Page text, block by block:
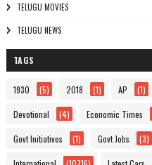
TELUGU MOVIES
TELUGU NEWS
TAGS
1930 (5) 2018 (1) AP (1)
Devotional (4) Economic Times
Govt Initiatives (1) Govt Jobs (3)